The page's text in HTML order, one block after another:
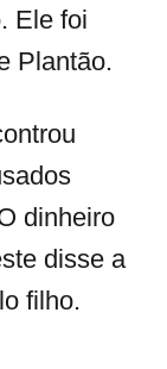
Ele foi
Plantão.
dinheiro
disse a
filho.